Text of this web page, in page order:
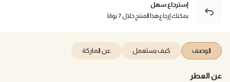
إسترجاع سهل
يمكنك إرجاع هذا المنتج خلال 7 يومًا.
الوصف كيف يستعمل عن الماركة
عن العطر